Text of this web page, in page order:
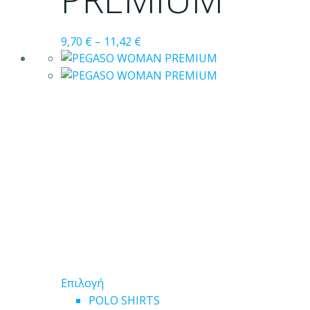
μπορούν
επιλεγούν
στη
σελίδα
9,70 € – 11,42 €
Επιλογή
το
POLO SHIRTS